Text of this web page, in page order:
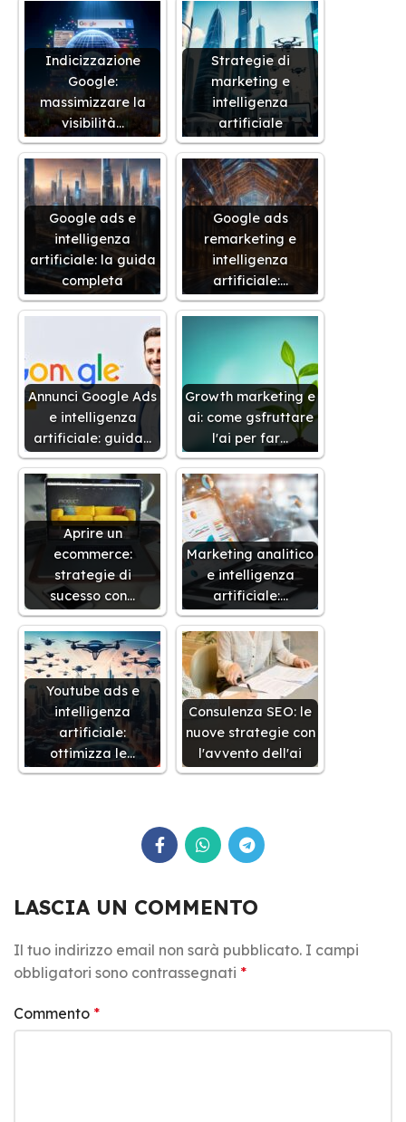
Indicizzazione
Google:
massimizzare la
visibilità…
Strategie di
marketing e
intelligenza
artificiale
Google ads e
intelligenza
artificiale: la guida
completa
Google ads
remarketing e
intelligenza
artificiale:…
Annunci Google Ads
e intelligenza
artificiale: guida…
Growth marketing e
ai: come gsfruttare
l'ai per far…
Aprire un
ecommerce:
strategie di
sucesso con…
Marketing analitico
e intelligenza
artificiale:…
Youtube ads e
intelligenza
artificiale:
ottimizza le…
Consulenza SEO: le
nuove strategie con
l'avvento dell'ai
LASCIA UN COMMENTO
Il tuo indirizzo email non sarà pubblicato. I campi
obbligatori sono contrassegnati *
Commento *